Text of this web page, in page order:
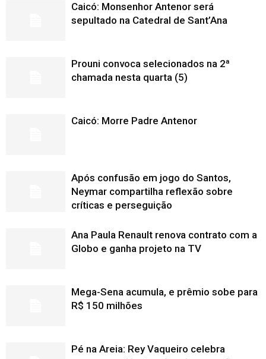
Caicó: Monsenhor Antenor será
sepultado na Catedral de Sant’Ana
Prouni convoca selecionados na 2ª
chamada nesta quarta (5)
Caicó: Morre Padre Antenor
Após confusão em jogo do Santos,
Neymar compartilha reflexão sobre
críticas e perseguição
Ana Paula Renault renova contrato com a
Globo e ganha projeto na TV
Mega-Sena acumula, e prêmio sobe para
R$ 150 milhões
Pé na Areia: Rey Vaqueiro celebra